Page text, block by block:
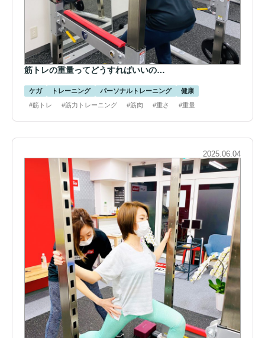
筋トレの重量ってどうすればいいの…
ケガ トレーニング パーソナルトレーニング
健康
#筋トレ
#筋力トレーニング #筋肉 #重さ #重量
2025.06.04